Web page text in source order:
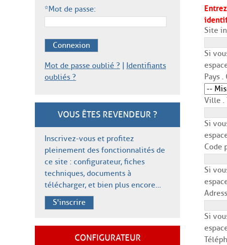
*Mot de passe:
Connexion
Mot de passe oublié ?
Identifiants
oubliés ?
VOUS ÊTES REVENDEUR ?
Inscrivez-vous et profitez
pleinement des fonctionnalités de
ce site : configurateur, fiches
techniques, documents à
télécharger, et bien plus encore…
S'inscrire
CONFIGURATEUR
Site
Si
Pays
Ville .
Si
Code
Si
Si